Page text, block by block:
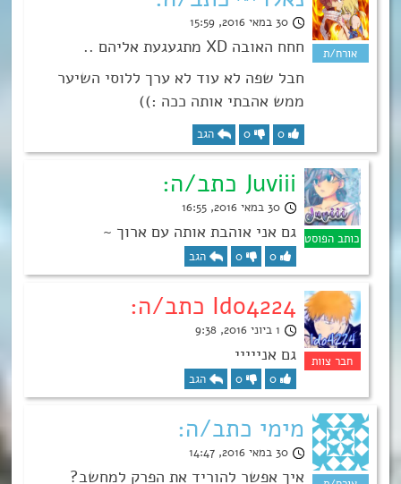
30 במאי 2016, 15:59
חחח האובה XD מתגעגעת אליהם ..
חבל שפה לא עוד לא ערך ללוסי השיער
ממש אהבתי אותה ככה :))
0
0 הגב
Juviii כתב/ה:
30 במאי 2016, 16:55
גם אני אוהבת אותה עם ארוך ~
0
0 הגב
Ido4224 כתב/ה:
1 ביוני 2016, 9:38
גם אנייייי
0
0 הגב
מימי כתב/ה:
30 במאי 2016, 14:47
איך אפשר להוריד את הפרק למחשב?